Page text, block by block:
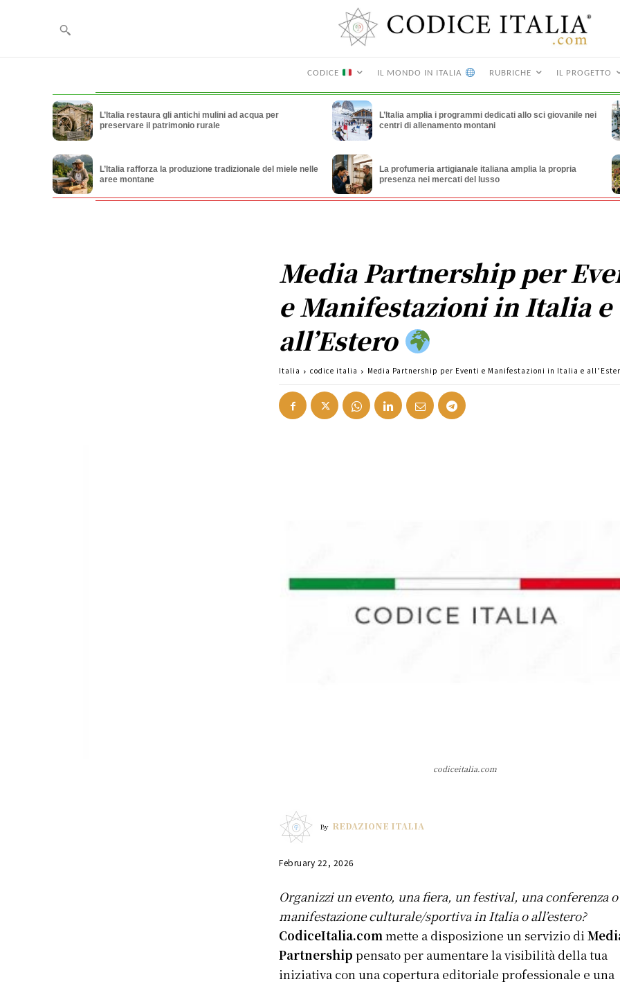
CODICE IL MONDO IN ITALIA RUBRICHE IL PROGETTO
L’Italia restaura gli antichi mulini ad acqua per
preservare il patrimonio rurale
L’Italia amplia i programmi dedicati allo sci giovanile nei
centri di allenamento montani
L’Italia rafforza la produzione tradizionale del miele nelle
aree montane
La profumeria artigianale italiana amplia la propria
presenza nei mercati del lusso
Media Partnership per
e Manifestazioni in Italia e
all’Estero
Italia codice italia Media Partnership per Eventi e Manifestazioni in Italia e
codiceitalia.com
By REDAZIONE ITALIA
February 22, 2026
Organizzi un evento, una fiera, un festival, una conferenza
manifestazione culturale/sportiva in Italia o all’estero?
CodiceItalia.commette a disposizione un servizio di
Partnership pensato per aumentare la visibilità della tua
iniziativa con una copertura editoriale professionale e una